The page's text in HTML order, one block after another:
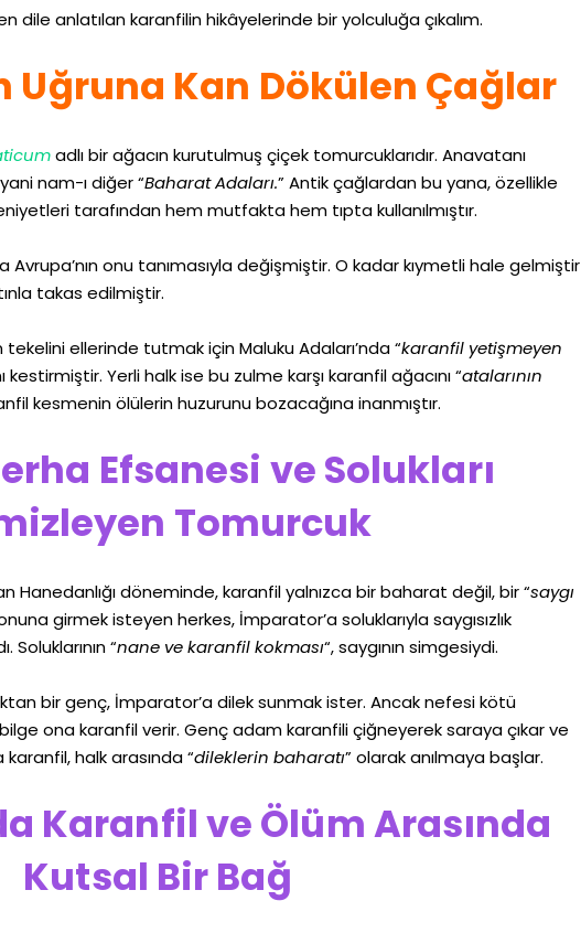
dile anlatılan karanfilin hikâyelerinde bir yolculuğa çıkalım.
Uğruna Kan Dökülen Çağlar
adlı bir ağacın kurutulmuş çiçek tomurcuklarıdır. Anavatanı
yani nam-ı diğer “Baharat Adaları.” Antik çağlardan bu yana, özellikle
tarafından hem mutfakta hem tıpta kullanılmıştır.
Avrupa’nın onu tanımasıyla değişmiştir. O kadar kıymetli hale gelmiştir
takas edilmiştir.
tekelini ellerinde tutmak için Maluku Adaları’nda “karanfil yetişmeyen
kestirmiştir. Yerli halk ise bu zulme karşı karanfil ağacını “atalarının
kesmenin ölülerin huzurunu bozacağına inanmıştır.
Efsanesi ve Solukları
Tomurcuk
Hanedanlığı döneminde, karanfil yalnızca bir baharat değil, bir “saygı
girmek isteyen herkes, İmparator’a soluklarıyla saygısızlık
“nane ve karanfil kokması“, saygının simgesiydi.
bir genç, İmparator’a dilek sunmak ister. Ancak nefesi kötü
ona karanfil verir. Genç adam karanfili çiğneyerek saraya çıkar ve
halk arasında “dileklerin baharatı” olarak anılmaya başlar.
Karanfil ve Ölüm Arasında
Kutsal Bir Bağ